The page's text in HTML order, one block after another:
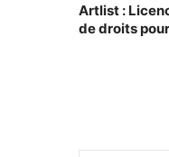
Artlist :
de droits